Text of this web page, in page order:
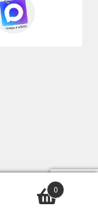
0